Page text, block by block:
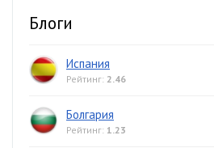
Блоги
Испания
Рейтинг: 2.46
Болгария
Рейтинг: 1.23